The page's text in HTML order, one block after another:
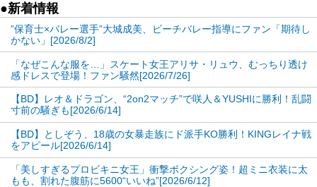
今回の投稿を英メディア「THE SUN」も報じるな
ど常に注目を集めるジョーンズ。今回のプロモーシ
ョンも上手く行ったようだ。
▶︎次ページは【フォト】豊満ボディの彼女が“寝技”初
挑戦！胸元が大きく空いたセクシードレス姿も
≪ 前のページへ 次のページへ ≫
●新着情報
”保育士×バレー選手”大城成美、ビーチバレー指導にファン「期待し
かない」[2026/8/2]
「なぜこんな服を…」スケート女王アリサ・リュウ、むっちり透け
感ドレスで登場！ファン騒然[2026/7/26]
【BD】レオ＆ドラゴン、“2on2マッチ”で咲人＆YUSHIに勝利！乱闘
寸前の騒ぎも[2026/6/14]
【BD】としぞう、18歳の女暴走族にド派手KO勝利！KINGレイナ戦
をアピール[2026/6/14]
「美しすぎるプロビキニ女王」衝撃ボクシング姿！超ミニ衣装に太
もも、割れた腹筋に5600“いいね”[2026/6/12]